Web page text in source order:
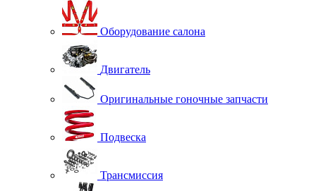
Оборудование салона
Двигатель
Оригинальные гоночные запчасти
Подвеска
Трансмиссия